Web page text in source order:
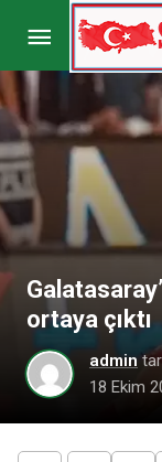
ortaya çıktı
admin
18 Ekim
alabilir
Yorum Yap